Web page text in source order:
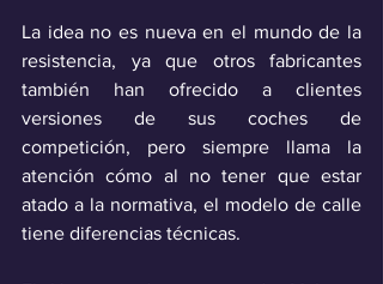
La idea no es nueva en el mundo de la
resistencia, ya que otros fabricantes
también han ofrecido a clientes
versiones de sus coches de
competición, pero siempre llama la
atención cómo al no tener que estar
atado a la normativa, el modelo de calle
tiene diferencias técnicas.